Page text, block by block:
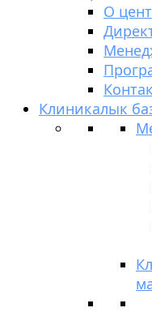
О
Клиникалык